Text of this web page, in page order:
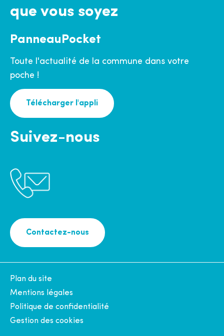
que vous soyez
PanneauPocket
Toute l'actualité de la commune dans votre
poche !
Télécharger l'appli
Suivez-nous
Contactez-nous
Plan du site
Mentions légales
Politique de confidentialité
Gestion des cookies